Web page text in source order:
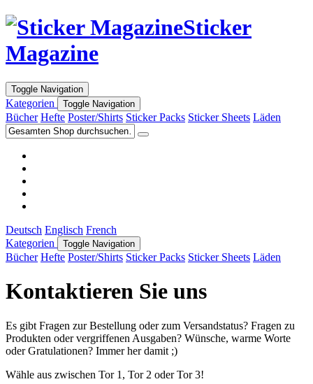
Sticker
Magazine
Toggle Navigation
Kategorien Toggle Navigation
Bücher Hefte Poster/Shirts Sticker Packs Sticker Sheets Läden
Deutsch Englisch French
Kategorien
Toggle Navigation
Bücher Hefte Poster/Shirts Sticker Packs Sticker Sheets Läden
Kontaktieren Sie uns
Es gibt Fragen zur Bestellung oder zum Versandstatus? Fragen zu
Produkten oder vergriffenen Ausgaben? Wünsche, warme Worte
oder Gratulationen? Immer her damit ;)
Wähle aus zwischen Tor 1, Tor 2 oder Tor 3!